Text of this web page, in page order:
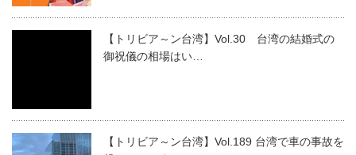
【トリビア～ン台湾】Vol.30 台湾の結婚式の
御祝儀の相場はい…
【トリビア～ン台湾】Vol.189 台湾で車の事故を